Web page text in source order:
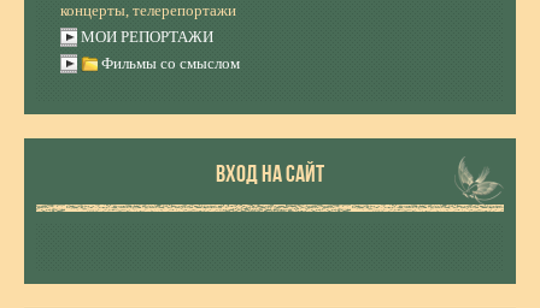
концерты, телерепортажи
МОИ РЕПОРТАЖИ
Фильмы со смыслом
ВХОД НА САЙТ